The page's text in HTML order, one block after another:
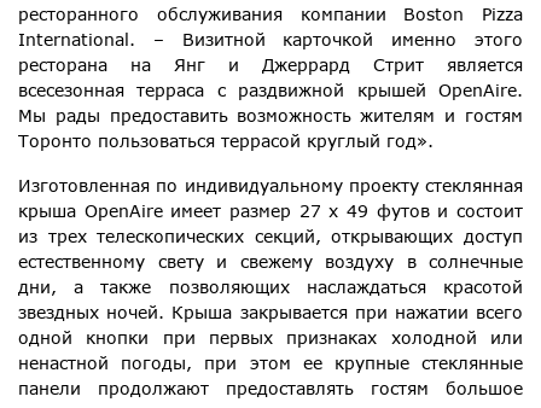
ресторанного обслуживания компании Boston Pizza
International. – Визитной карточкой именно этого
ресторана на Янг и Джеррард Стрит является
всесезонная терраса с раздвижной крышей OpenAire.
Мы рады предоставить возможность жителям и гостям
Торонто пользоваться террасой круглый год».
Изготовленная по индивидуальному проекту стеклянная
крыша OpenAire имеет размер 27 х 49 футов и состоит
из трех телескопических секций, открывающих доступ
естественному свету и свежему воздуху в солнечные
дни, а также позволяющих наслаждаться красотой
звездных ночей. Крыша закрывается при нажатии всего
одной кнопки при первых признаках холодной или
ненастной погоды, при этом ее крупные стеклянные
панели продолжают предоставлять гостям большое